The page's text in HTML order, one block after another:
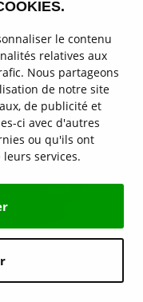
le contenu
relatives aux
Nous partageons
de notre site
de publicité et
ci avec d'autres
ou qu'ils ont
services.